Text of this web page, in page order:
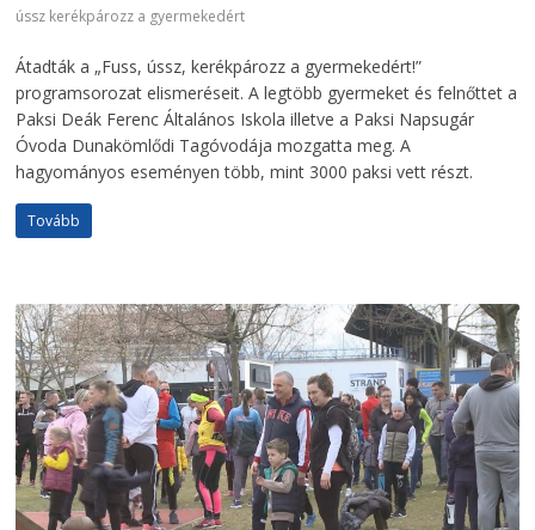
ússz kerékpározz a gyermekedért
Átadták a „Fuss, ússz, kerékpározz a gyermekedért!”
programsorozat elismeréseit. A legtöbb gyermeket és felnőttet a
Paksi Deák Ferenc Általános Iskola illetve a Paksi Napsugár
Óvoda Dunakömlődi Tagóvodája mozgatta meg. A
hagyományos eseményen több, mint 3000 paksi vett részt.
Tovább